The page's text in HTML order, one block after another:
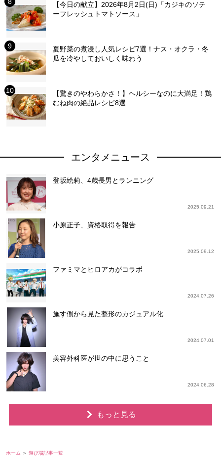
【今日の献立】2026年8月2日(日)「カジキのソテ
ーフレッシュトマトソース」
夏野菜の煮浸し人気レシピ7選！ナス・オクラ・冬
瓜を冷やしておいしく味わう
【驚きのやわらかさ！】ヘルシーなのに大満足！鶏
むね肉の絶品レシピ8選
エンタメニュース
登坂絵莉、4歳長男とランニング
2025.09.21
小原正子、資格取得を報告
2025.09.12
ファミマとヒロアカがコラボ
2024.07.26
施す側から見た整形のカジュアル化
2024.07.01
美容外科医が世の中に思うこと
2024.06.28
もっと見る
ホーム 遊び場記事一覧